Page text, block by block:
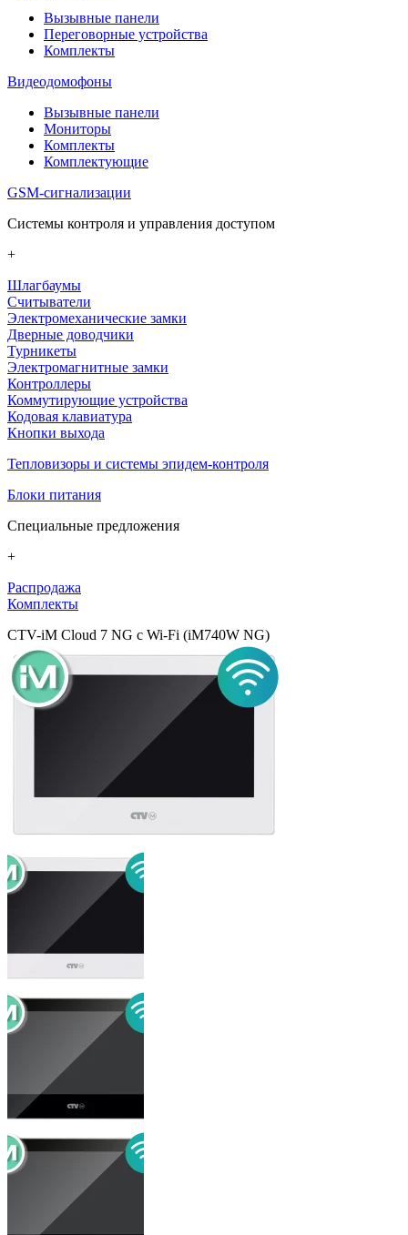
Вызывные панели
Переговорные устройства
Комплекты
Видеодомофоны
Вызывные панели
Мониторы
Комплекты
Комплектующие
GSM-сигнализации
Системы контроля и управления доступом
+
Шлагбаумы
Считыватели
Электромеханические замки
Дверные доводчики
Турникеты
Электромагнитные замки
Контроллеры
Коммутирующие устройства
Кодовая клавиатура
Кнопки выхода
Тепловизоры и системы эпидем-контроля
Блоки питания
Специальные предложения
+
Распродажа
Комплекты
CTV-iM Cloud 7 NG с Wi-Fi (iM740W NG)